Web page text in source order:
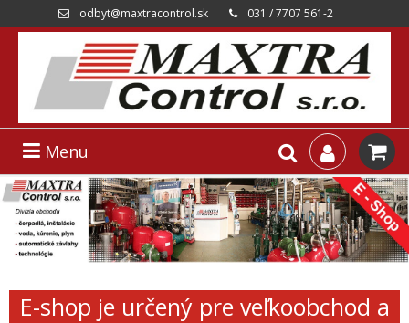
odbyt@maxtracontrol.sk 031 / 7707 561-2
Menu
E-shop je určený pre veľkoobchod a